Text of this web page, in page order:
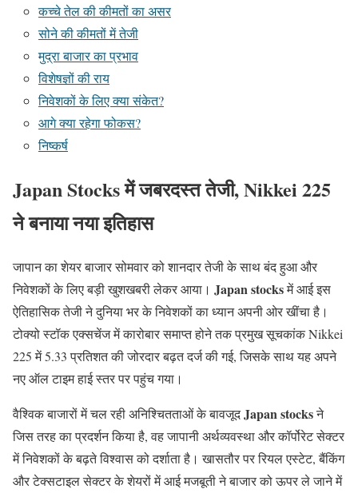
कच्चे तेल की कीमतों का असर
सोने की कीमतों में तेजी
मुद्रा बाजार का प्रभाव
विशेषज्ञों की राय
निवेशकों के लिए क्या संकेत?
आगे क्या रहेगा फोकस?
निष्कर्ष
Japan Stocks में जबरदस्त तेजी, Nikkei 225
ने बनाया नया इतिहास
जापान का शेयर बाजार सोमवार को शानदार तेजी के साथ बंद हुआ और
निवेशकों के लिए बड़ी खुशखबरी लेकर आया। Japan stocksमें आई इस
ऐतिहासिक तेजी ने दुनिया भर के निवेशकों का ध्यान अपनी ओर खींचा है।
टोक्यो स्टॉक एक्सचेंज में कारोबार समाप्त होने तक प्रमुख सूचकांक Nikkei
225 में 5.33 प्रतिशत की जोरदार बढ़त दर्ज की गई, जिसके साथ यह अपने
नए ऑल टाइम हाई स्तर पर पहुंच गया।
वैश्विक बाजारों में चल रही अनिश्चितताओं के बावजूदJapan stocksने
जिस तरह का प्रदर्शन किया है, वह जापानी अर्थव्यवस्था और कॉर्पोरेट सेक्टर
में निवेशकों के बढ़ते विश्वास को दर्शाता है। खासतौर पर रियल एस्टेट, बैंकिंग
और टेक्सटाइल सेक्टर के शेयरों में आई मजबूती ने बाजार को ऊपर ले जाने में